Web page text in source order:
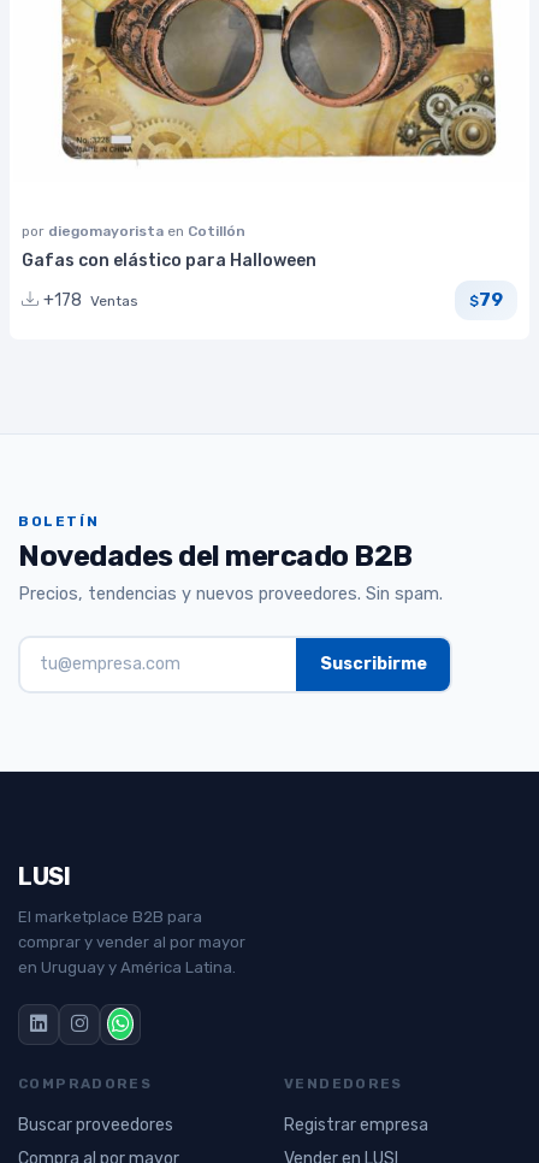
por diegomayorista en Cotillón
Gafas con elástico para Halloween
+178 Ventas $79
BOLETÍN
Novedades del mercado B2B
Precios, tendencias y nuevos proveedores. Sin spam.
LUSI
El marketplace B2B para
comprar y vender al por mayor
en Uruguay y América Latina.
COMPRADORES
Buscar proveedores
Compra al por mayor
VENDEDORES
Registrar empresa
Vender en LUSI